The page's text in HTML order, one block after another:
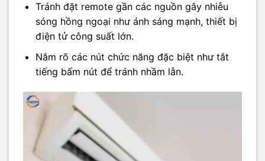
Tránh đặt remote gần các nguồn gây nhiễu
sóng hồng ngoại như ánh sáng mạnh, thiết bị
điện tử công suất lớn.
Nắm rõ các nút chức năng đặc biệt như tắt
tiếng bấm nút để tránh nhầm lẫn.